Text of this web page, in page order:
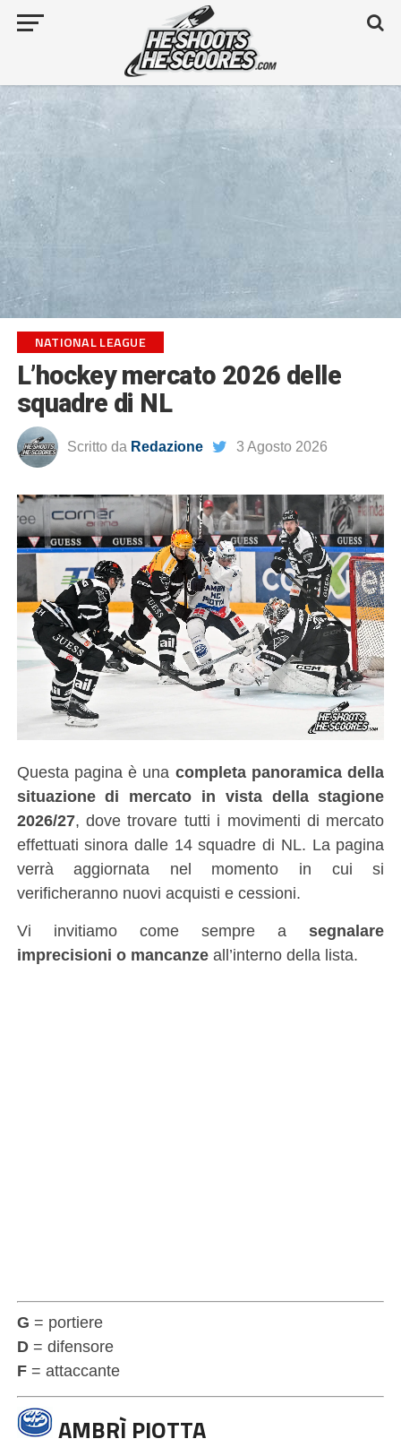
NATIONAL LEAGUE
L’hockey mercato 2026 delle
squadre di NL
Scritto da Redazione 3 Agosto 2026
Questa pagina è una completa panoramica della
situazione di mercato in vista della stagione
2026/27, dove trovare tutti i movimenti di mercato
effettuati sinora dalle 14 squadre di NL. La pagina
verrà aggiornata nel momento in cui si
verificheranno nuovi acquisti e cessioni.
Vi invitiamo come sempre asegnalare
imprecisioni o mancanzeall’interno della lista.
G = portiere
D= difensore
F= attaccante
AMBRÌ PIOTTA